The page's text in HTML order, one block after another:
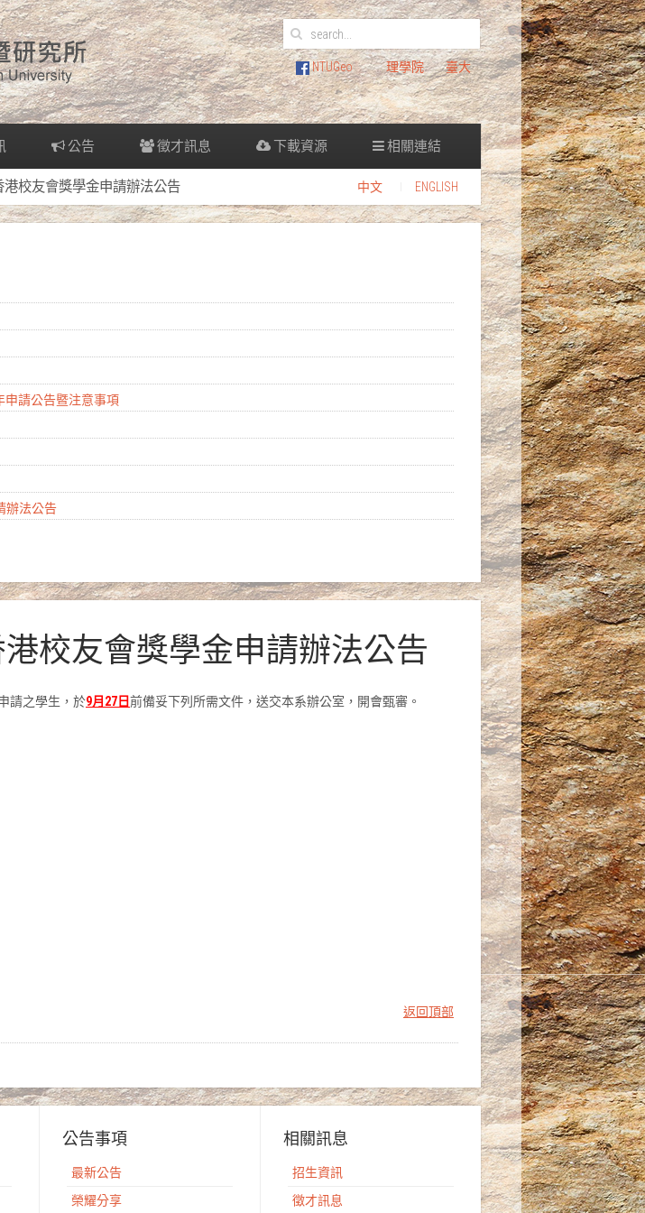
NTUGeo 理學院 臺大
公告 徵才訊息 下載資源 相關連結
港校友會獎學金申請辦法公告 中文 ENGLISH
申請公告暨注意事項
辦法公告
校友會獎學金申請辦法公告
請之學生，於9月 27 日前備妥下列所需文件，送交本系辦公室，開會甄審。
返回頂部
公告事項
最新公告
榮耀分享
相關訊息
招生資訊
徵才訊息